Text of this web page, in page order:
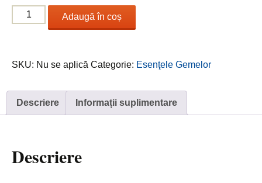
17.00 €
Cantitate
Rose
Turmalină
Adaugă în coș
SKU: Nu se aplică Categorie: Esenţele Gemelor
Descriere Informații suplimentare
Descriere